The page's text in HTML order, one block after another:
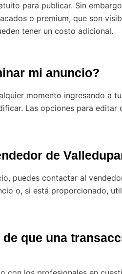
para publicar. Sin
o premium, que son
tener un costo adicional.
mi anuncio?
momento ingresando a
Las opciones para editar
de
puedes contactar al
o, si está proporcionado,
que una